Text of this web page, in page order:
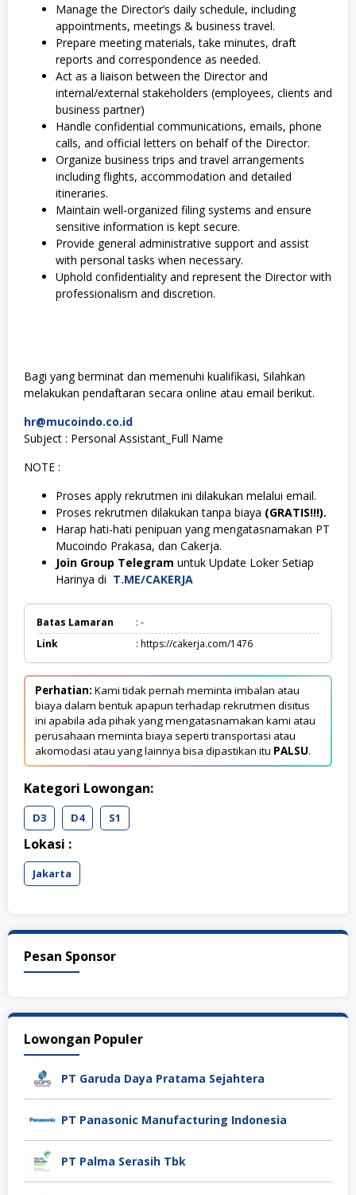
Manage the Director’s daily schedule, including
appointments, meetings & business travel.
Prepare meeting materials, take minutes, draft
reports and correspondence as needed.
Act as a liaison between the Director and
internal/external stakeholders (employees, clients and
business partner)
Handle confidential communications, emails, phone
calls, and official letters on behalf of the Director.
Organize business trips and travel arrangements
including flights, accommodation and detailed
itineraries.
Maintain well-organized filing systems and ensure
sensitive information is kept secure.
Provide general administrative support and assist
with personal tasks when necessary.
Uphold confidentiality and represent the Director with
professionalism and discretion.
Bagi yang berminat dan memenuhi kualifikasi, Silahkan
melakukan pendaftaran secara online atau email berikut.
hr@mucoindo.co.id
Subject : Personal Assistant_Full Name
NOTE :
Proses apply rekrutmen ini dilakukan melalui email.
Proses rekrutmen dilakukan tanpa biaya (GRATIS!!!).
Harap hati-hati penipuan yang mengatasnamakan PT
Mucoindo Prakasa, dan Cakerja.
Join Group Telegram untuk Update Loker Setiap
Harinya di T.ME/CAKERJA
Batas Lamaran
: -
Link
: https://cakerja.com/1476
Perhatian: Kami tidak pernah meminta imbalan atau
biaya dalam bentuk apapun terhadap rekrutmen disitus
ini apabila ada pihak yang mengatasnamakan kami atau
perusahaan meminta biaya seperti transportasi atau
akomodasi atau yang lainnya bisa dipastikan itu PALSU.
Kategori Lowongan:
D3 D4 S1
Lokasi :
Jakarta
Pesan Sponsor
Lowongan Populer
PT Garuda Daya Pratama Sejahtera
PT Panasonic Manufacturing Indonesia
PT Palma Serasih Tbk